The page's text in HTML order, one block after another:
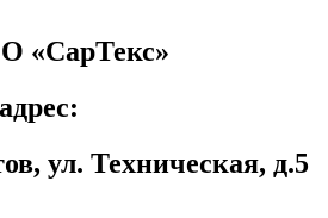
«СарТекс»
ул. Техническая, д.5